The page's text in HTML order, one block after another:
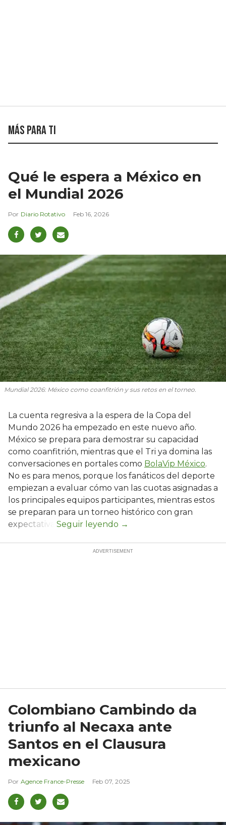
Más para ti
Qué le espera a México en
el Mundial 2026
Diario Rotativo Feb 16, 2026
Mundial 2026: México como coanfitrión y sus retos en el torneo.
La cuenta regresiva a la espera de la Copa del
Mundo 2026 ha empezado en este nuevo año.
México se prepara para demostrar su capacidad
como coanfitrión, mientras que el Tri ya domina las
conversaciones en portales como BolaVip México.
No es para menos, porque los fanáticos del deporte
empiezan a evaluar cómo van las cuotas asignadas a
los principales equipos participantes, mientras estos
se preparan para un torneo histórico con gran
expectativa.
Colombiano Cambindo da
triunfo al Necaxa ante
Santos en el Clausura
mexicano
Agence France-Presse Feb 07, 2025